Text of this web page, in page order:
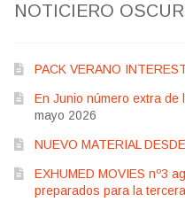
NOTICIERO
PACK VERANO
En Junio número extra de
mayo 2026
NUEVO MATERIAL
EXHUMED MOVIES nº3
preparados para la